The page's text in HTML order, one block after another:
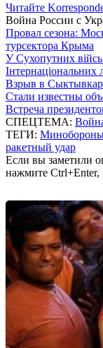
Читайте
Война России с
Провал сезона:
турсектора Крыма
У Сухопутних
Інтернаціональних
Взрыв в
Стали известны
Встреча
СПЕЦТЕМА:
ТЕГИ:
ракетный удар
Если вы заметили
нажмите Ctrl+Enter,